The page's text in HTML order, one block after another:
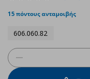
rating
15 πόντους ανταμοιβής
606.060.82